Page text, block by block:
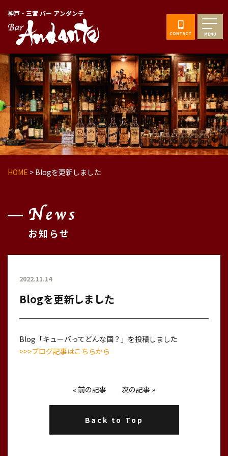
神戸・三宮 バー アンダンテ
CONTACT MENU
HOME > Blogを更新しました
News
お知らせ
2022.11.14
Blogを更新しました
Blog「キューバってどんな国？」を投稿しました
>>>ブログ記事はこちらから
« 前の記事 次の記事 »
Back to Top